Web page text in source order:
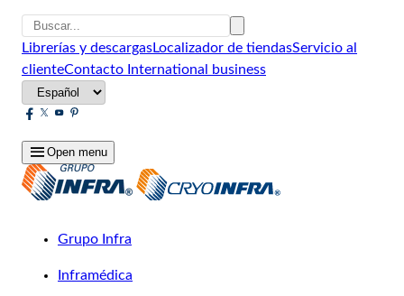
Librerías y descargasLocalizador de tiendasServicio al
clienteContacto International business
Open menu
Grupo Infra
Inframédica